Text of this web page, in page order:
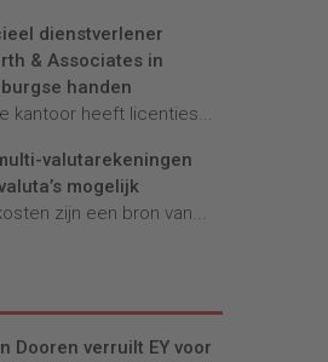
dienstverlener
& Associates in
handen
kantoor heeft licenties...
valutarekeningen
mogelijk
zijn een bron van...
Dooren verruilt EY voor